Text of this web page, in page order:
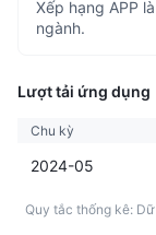
Xếp hạng APP là
ngành.
Lượt tải ứng dụng
Chu kỳ
2024-05
Quy tắc thống kê: